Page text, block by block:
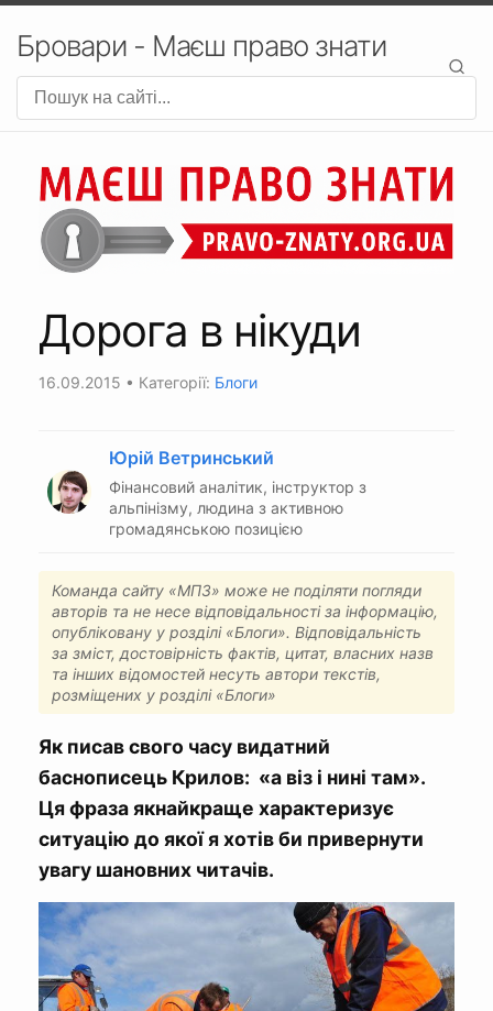
Бровари - Маєш право знати
Дорога в нікуди
16.09.2015 • Категорії: Блоги
Юрій Ветринський
Фінансовий аналітик, інструктор з
альпінізму, людина з активною
громадянською позицією
Команда сайту «МПЗ» може не поділяти погляди
авторів та не несе відповідальності за інформацію,
опубліковану у розділі «Блоги». Відповідальність
за зміст, достовірність фактів, цитат, власних назв
та інших відомостей несуть автори текстів,
розміщених у розділі «Блоги»
Як писав свого часу видатний
баснописець Крилов: «а віз і нині там».
Ця фраза якнайкраще характеризує
ситуацію до якої я хотів би привернути
увагу шановних читачів.